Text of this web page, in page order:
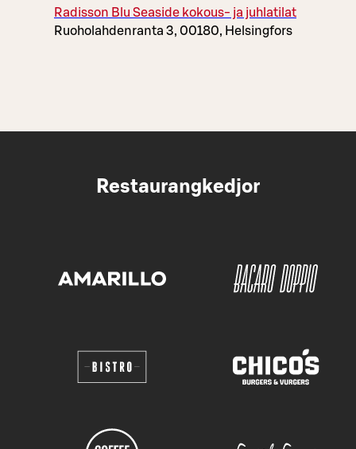
Radisson Blu Seaside kokous- ja juhlatilat
Ruoholahdenranta 3, 00180, Helsingfors
Restaurangkedjor